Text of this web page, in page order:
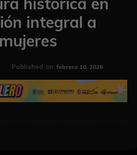
integral a
mujeres
Published on: febrero 10, 2026